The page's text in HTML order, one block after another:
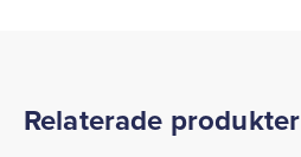
Relaterade produkter